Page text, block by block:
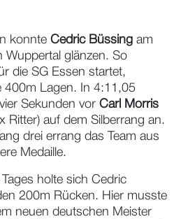
konnte Cedric Büssing am
Wuppertal glänzen. So
die SG Essen startet,
400m Lagen. In 4:11,05
Sekunden vor Carl Morris
Ritter) auf dem Silberrang an.
drei errang das Team aus
Medaille.
holte sich Cedric
200m Rücken. Hier musste
neuen deutschen Meister